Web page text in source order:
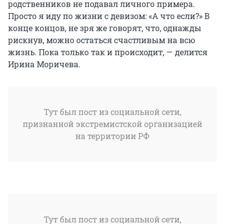
родственников не подавал личного примера.
Просто я иду по жизни с девизом: «А что если?» В
конце концов, не зря же говорят, что, однажды
рискнув, можно остаться счастливым на всю
жизнь. Пока только так и происходит, — делится
Ирина Моричева.
Тут был пост из социальной сети,
признанной экстремистской организацией
на территории РФ
Тут был пост из социальной сети,